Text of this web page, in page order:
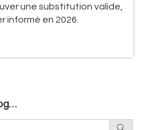
une substitution valide,
informé en 2026.